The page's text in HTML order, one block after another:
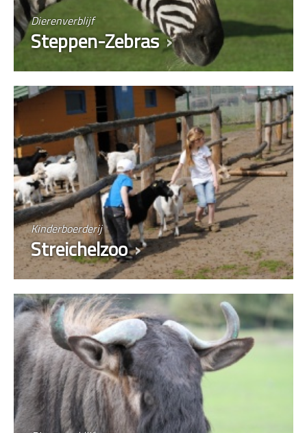
Dierenverblijf
Steppen-Zebras
Kinderboerderij
Streichelzoo